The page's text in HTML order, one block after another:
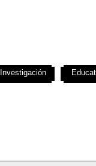
Investigación